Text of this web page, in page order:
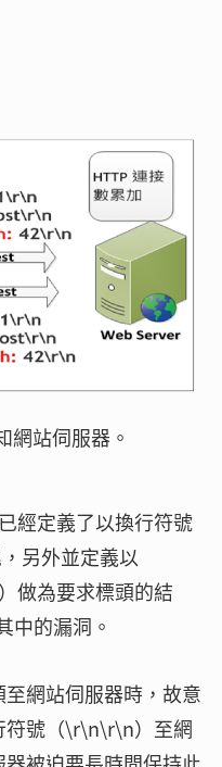
網站伺服器。
經定義了以換行符號
另外並定義以
做為要求標頭的結
中的漏洞。
網站伺服器時，故意
符號（\r\n\r\n）至網